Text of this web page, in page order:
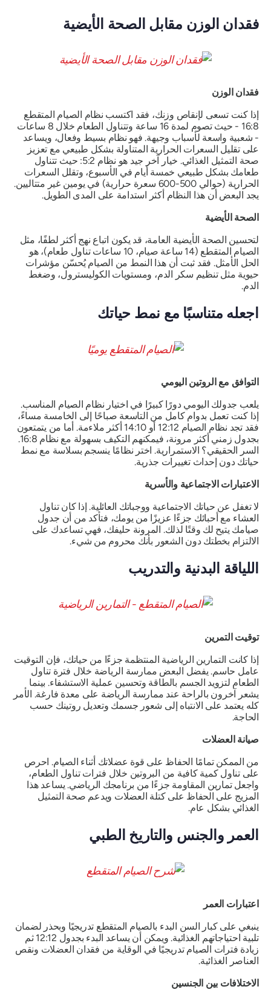
فقدان الوزن مقابل الصحة الأيضية
فقدان الوزن
إذا كنت تسعى لإنقاص وزنك، فقد اكتسب نظام الصيام المتقطع
16:8 - حيث تصوم لمدة 16 ساعة وتتناول الطعام خلال 8 ساعات
- شعبية واسعة لأسباب وجيهة. فهو نظام بسيط وفعال، ويساعد
على تقليل السعرات الحرارية المتناولة بشكل طبيعي مع تعزيز
صحة التمثيل الغذائي. خيار آخر جيد هو نظام 5:2: حيث تتناول
طعامك بشكل طبيعي خمسة أيام في الأسبوع، وتقلل السعرات
الحرارية (حوالي 500-600 سعرة حرارية) في يومين غير متتاليين.
يجد البعض أن هذا النظام أكثر استدامة على المدى الطويل.
الصحة الأيضية
لتحسين الصحة الأيضية العامة، قد يكون اتباع نهج أكثر لطفًا، مثل
الصيام المتقطع (14 ساعة صيام، 10 ساعات تناول طعام)، هو
الحل الأمثل. فقد ثبت أن هذا النمط من الصيام يُحسّن مؤشرات
حيوية مثل تنظيم سكر الدم، ومستويات الكوليسترول، وضغط
الدم.
اجعله متناسبًا مع نمط حياتك
التوافق مع الروتين اليومي
يلعب جدولك اليومي دورًا كبيرًا في اختيار نظام الصيام المناسب.
إذا كنت تعمل بدوام كامل من التاسعة صباحًا إلى الخامسة مساءً،
فقد تجد نظام الصيام 12:12 أو 14:10 أكثر ملاءمة. أما من يتمتعون
بجدول زمني أكثر مرونة، فيمكنهم التكيف بسهولة مع نظام 16:8.
السر الحقيقي؟ الاستمرارية. اختر نظامًا ينسجم بسلاسة مع نمط
حياتك دون إحداث تغييرات جذرية.
الاعتبارات الاجتماعية والأسرية
لا تغفل عن حياتك الاجتماعية ووجباتك العائلية. إذا كان تناول
العشاء مع أحبائك جزءًا عزيزًا من يومك، فتأكد من أن جدول
صيامك يتيح لك وقتًا لذلك. المرونة حليفك، فهي تساعدك على
الالتزام بخطتك دون الشعور بأنك محروم من شيء.
اللياقة البدنية والتدريب
توقيت التمرين
إذا كانت التمارين الرياضية المنتظمة جزءًا من حياتك، فإن التوقيت
عامل حاسم. يفضل البعض ممارسة الرياضة خلال فترة تناول
الطعام لتزويد الجسم بالطاقة وتحسين عملية الاستشفاء. بينما
يشعر آخرون بالراحة عند ممارسة الرياضة على معدة فارغة. الأمر
كله يعتمد على الانتباه إلى شعور جسمك وتعديل روتينك حسب
الحاجة.
صيانة العضلات
من الممكن تمامًا الحفاظ على قوة عضلاتك أثناء الصيام. احرص
على تناول كمية كافية من البروتين خلال فترات تناول الطعام،
واجعل تمارين المقاومة جزءًا من برنامجك الرياضي. يساعد هذا
المزيج على الحفاظ على كتلة العضلات ويدعم صحة التمثيل
الغذائي بشكل عام.
العمر والجنس والتاريخ الطبي
اعتبارات العمر
ينبغي على كبار السن البدء بالصيام المتقطع تدريجيًا وبحذر لضمان
تلبية احتياجاتهم الغذائية. ويمكن أن يساعد البدء بجدول 12:12 ثم
زيادة فترات الصيام تدريجيًا في الوقاية من فقدان العضلات ونقص
العناصر الغذائية.
الاختلافات بين الجنسين